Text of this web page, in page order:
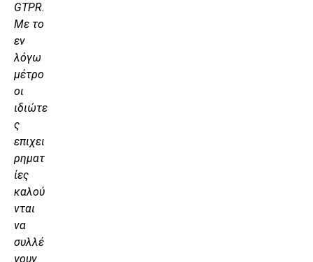
GTPR.
Με το
εν
λόγω
μέτρο
οι
ιδιώτε
ς
επιχει
ρηματ
ίες
καλού
νται
να
συλλέ
γουν